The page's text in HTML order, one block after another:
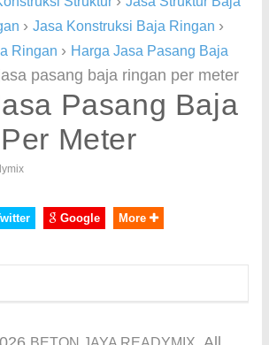
› Jasa Konstruksi Baja Ringan ›
Ringan › Harga Jasa Pasang Baja
pasang baja ringan per meter
Pasang Baja
Meter
Google More